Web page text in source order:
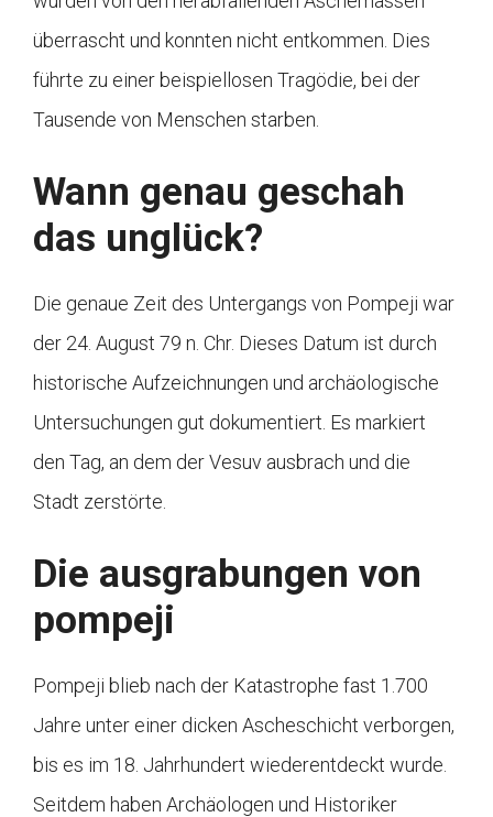
überrascht und konnten nicht entkommen. Dies
führte zu einer beispiellosen Tragödie, bei der
Tausende von Menschen starben.
Wann genau geschah
das unglück?
Die genaue Zeit des Untergangs von Pompeji war
der 24. August 79 n. Chr. Dieses Datum ist durch
historische Aufzeichnungen und archäologische
Untersuchungen gut dokumentiert. Es markiert
den Tag, an dem der Vesuv ausbrach und die
Stadt zerstörte.
Die ausgrabungen von
pompeji
Pompeji blieb nach der Katastrophe fast 1.700
Jahre unter einer dicken Ascheschicht verborgen,
bis es im 18. Jahrhundert wiederentdeckt wurde.
Seitdem haben Archäologen und Historiker